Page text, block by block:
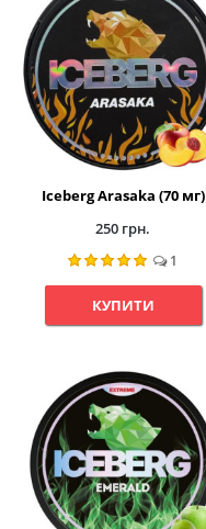
Iceberg Arasaka (70 мг)
250 грн.
1
КУПИТИ